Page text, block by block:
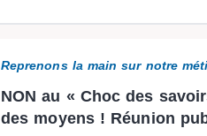
Reprenons la main sur notre
NON au « Choc des
des moyens ! Réunion